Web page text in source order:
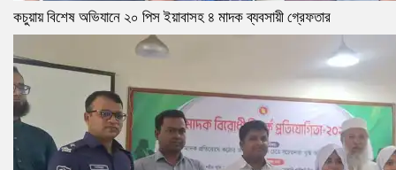
কচুয়ায় বিশেষ অভিযানে ২০ পিস ইয়াবাসহ ৪ মাদক ব্যবসায়ী গ্রেফতার